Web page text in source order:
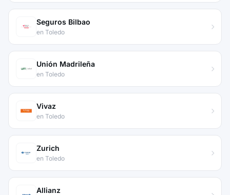
Seguros Bilbao
en Toledo
Unión Madrileña
en Toledo
Vivaz
en Toledo
Zurich
en Toledo
Allianz